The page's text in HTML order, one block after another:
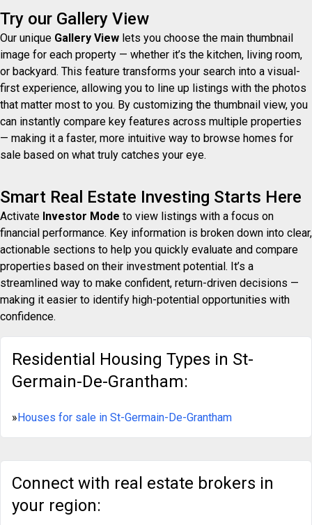
Try our Gallery View
Our unique Gallery View lets you choose the main thumbnail
image for each property — whether it’s the kitchen, living room,
or backyard. This feature transforms your search into a visual-
first experience, allowing you to line up listings with the photos
that matter most to you. By customizing the thumbnail view, you
can instantly compare key features across multiple properties
— making it a faster, more intuitive way to browse homes for
sale based on what truly catches your eye.
Smart Real Estate Investing Starts Here
Activate Investor Mode to view listings with a focus on
financial performance. Key information is broken down into clear,
actionable sections to help you quickly evaluate and compare
properties based on their investment potential. It’s a
streamlined way to make confident, return-driven decisions —
making it easier to identify high-potential opportunities with
confidence.
Residential Housing Types in St-
Germain-De-Grantham:
»Houses for sale in St-Germain-De-Grantham
Connect with real estate brokers in
your region: